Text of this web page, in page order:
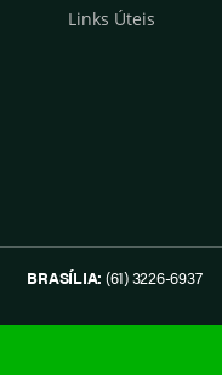
Links Úteis
BRASÍLIA: (61) 3226-6937